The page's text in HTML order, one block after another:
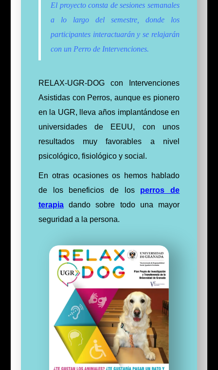
El proyecto consta de sesiones semanales
a lo largo del semestre, donde los
participantes interactuarán y se relajarán
con un Perro de Intervenciones.
RELAX-UGR-DOG con Intervenciones
Asistidas con Perros, aunque es pionero
en la UGR, lleva años implantándose en
universidades de EEUU, con unos
resultados muy favorables a nivel
psicológico, fisiológico y social.
En otras ocasiones os hemos hablado
de los beneficios de los perros de
terapiadando sobre todo una mayor
seguridad a la persona.